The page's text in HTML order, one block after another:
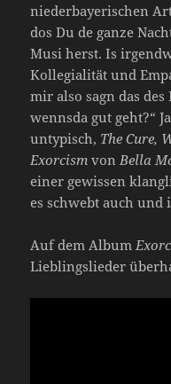
niederbayerischen
dos Du de ganze
Musi herst. Is
Kollegialität und
mir also sagn das
wennsda gut geht?“
untypisch, The Cure,
Exorcism von Bella
einer gewissen
es schwebt auch und
Auf dem Album
Lieblingslieder